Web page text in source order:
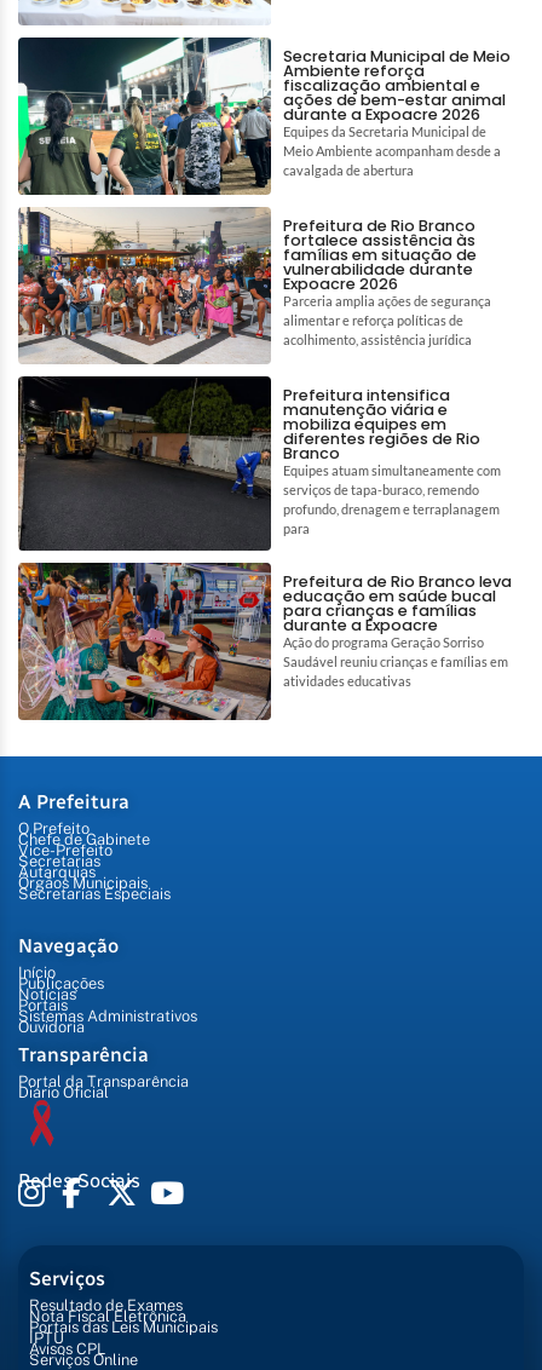
Secretaria Municipal de Meio
Ambiente reforça
fiscalização ambiental e
ações de bem-estar animal
durante a Expoacre 2026
Equipes da Secretaria Municipal de
Meio Ambiente acompanham desde a
cavalgada de abertura
Prefeitura de Rio Branco
fortalece assistência às
famílias em situação de
vulnerabilidade durante
Expoacre 2026
Parceria amplia ações de segurança
alimentar e reforça políticas de
acolhimento, assistência jurídica
Prefeitura intensifica
manutenção viária e
mobiliza equipes em
diferentes regiões de Rio
Branco
Equipes atuam simultaneamente com
serviços de tapa-buraco, remendo
profundo, drenagem e terraplanagem
para
Prefeitura de Rio Branco leva
educação em saúde bucal
para crianças e famílias
durante a Expoacre
Ação do programa Geração Sorriso
Saudável reuniu crianças e famílias em
atividades educativas
A Prefeitura
O Prefeito
Chefe de Gabinete
Vice-Prefeito
Secretarias
Autarquias
Órgãos Municipais
Secretarias Especiais
Navegação
Início
Publicações
Notícias
Portais
Sistemas Administrativos
Ouvidoria
Transparência
Portal da Transparência
Diário Oficial
Redes Sociais
Serviços
Resultado de Exames
Nota Fiscal Eletrônica
Portais das Leis Municipais
IPTU
Avisos CPL
Serviços Online